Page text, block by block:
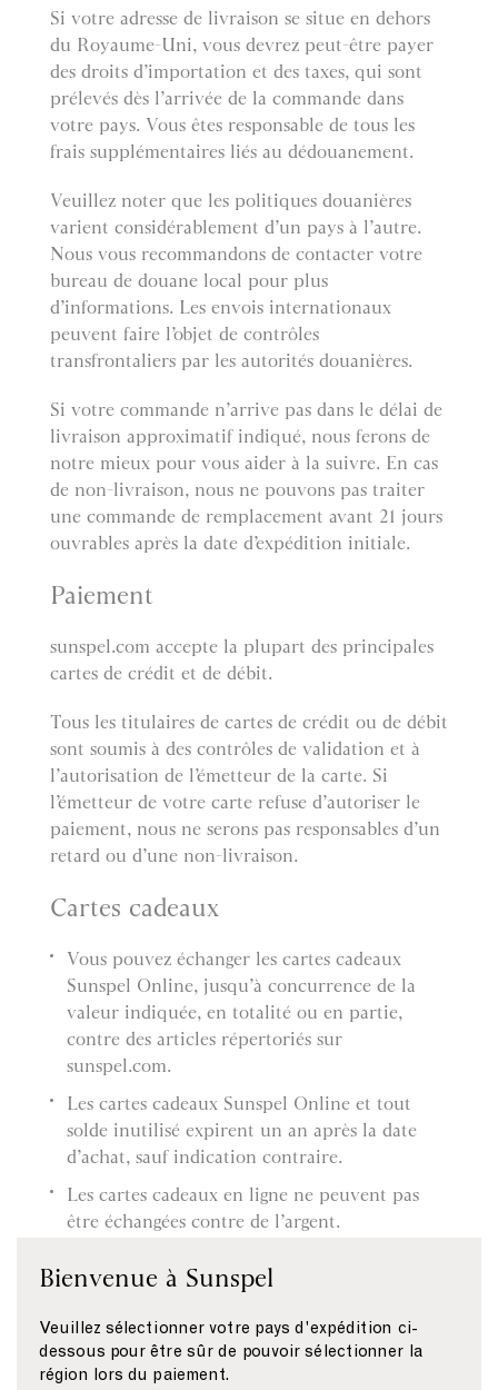
Si votre adresse de livraison se situe en dehors
du Royaume-Uni, vous devrez peut-être payer
des droits d’importation et des taxes, qui sont
prélevés dès l’arrivée de la commande dans
votre pays. Vous êtes responsable de tous les
frais supplémentaires liés au dédouanement.
Veuillez noter que les politiques douanières
varient considérablement d’un pays à l’autre.
Nous vous recommandons de contacter votre
bureau de douane local pour plus
d’informations. Les envois internationaux
peuvent faire l’objet de contrôles
transfrontaliers par les autorités douanières.
Si votre commande n’arrive pas dans le délai de
livraison approximatif indiqué, nous ferons de
notre mieux pour vous aider à la suivre. En cas
de non-livraison, nous ne pouvons pas traiter
une commande de remplacement avant 21 jours
ouvrables après la date d’expédition initiale.
Paiement
sunspel.com accepte la plupart des principales
cartes de crédit et de débit.
Tous les titulaires de cartes de crédit ou de débit
sont soumis à des contrôles de validation et à
l’autorisation de l’émetteur de la carte. Si
l’émetteur de votre carte refuse d’autoriser le
paiement, nous ne serons pas responsables d’un
retard ou d’une non-livraison.
Cartes cadeaux
Vous pouvez échanger les cartes cadeaux
Sunspel Online, jusqu’à concurrence de la
valeur indiquée, en totalité ou en partie,
contre des articles répertoriés sur
sunspel.com.
Les cartes cadeaux Sunspel Online et tout
solde inutilisé expirent un an après la date
d’achat, sauf indication contraire.
Les cartes cadeaux en ligne ne peuvent pas
être échangées contre de l’argent.
des commandes futures.
Si le montant de votre commande dépasse la
valeur de la carte cadeau en ligne, la
différence doit être réglée par un autre moyen
Bienvenue à Sunspel
Veuillez sélectionner votre pays d'expédition ci-
dessous pour être sûr de pouvoir sélectionner la
région lors du paiement.